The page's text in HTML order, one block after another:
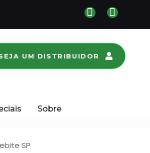
UM DISTRIBUIDOR
Sobre
SP